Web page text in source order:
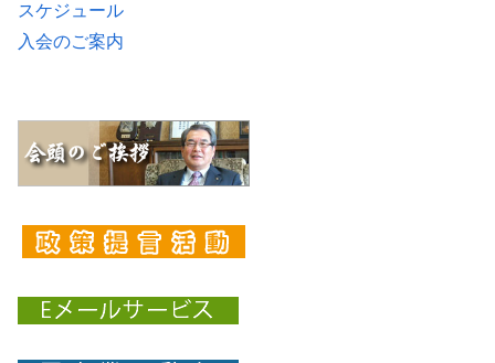
スケジュール
入会のご案内